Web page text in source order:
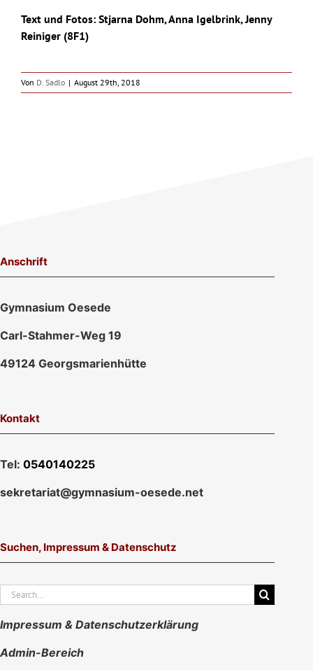
Text und Fotos: Stjarna Dohm, Anna Igelbrink, Jenny
Reiniger (8F1)
Von D. Sadlo | August 29th, 2018
Anschrift
Gymnasium Oesede
Carl-Stahmer-Weg 19
49124 Georgsmarienhütte
Kontakt
Tel: 0540140225
sekretariat@gymnasium-oesede.net
Suchen, Impressum & Datenschutz
Suche
nach:
Impressum & Datenschutzerklärung
Admin-Bereich